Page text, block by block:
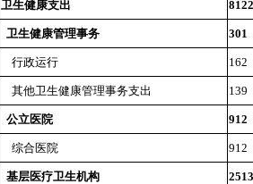
卫生健康支出 8122
卫生健康管理事务 301
行政运行 162
其他卫生健康管理事务支出 139
公立医院 912
综合医院 912
基层医疗卫生机构 2513